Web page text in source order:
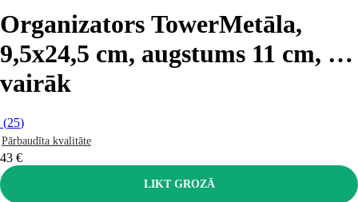
Organizators TowerMetāla,
9,5x24,5 cm, augstums 11 cm, …
vairāk
(25)
Pārbaudīta kvalitāte
43 €
LIKT GROZĀ